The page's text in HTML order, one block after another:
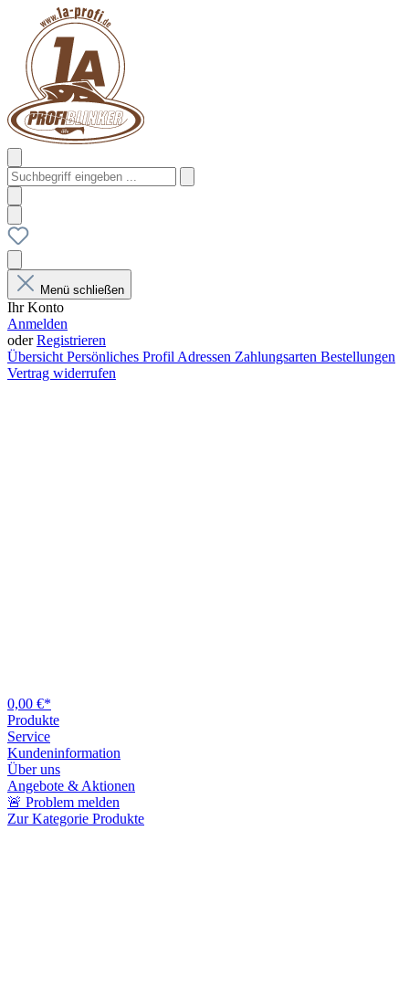
Menü schließen
Ihr Konto
Anmelden
oderRegistrieren
Übersicht Persönliches Profil Adressen Zahlungsarten Bestellungen
Vertrag widerrufen
0,00 €*
Produkte
Service
Kundeninformation
Über uns
Angebote & Aktionen
🚨 Problem melden
Zur Kategorie Produkte